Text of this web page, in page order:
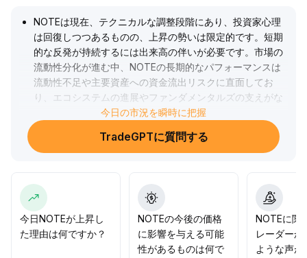
NOTEは現在、テクニカルな調整段階にあり、投資家心理
は回復しつつあるものの、上昇の勢いは限定的です。短期
的な反発が持続するには出来高の伴いが必要です。市場の
流動性分化が進む中、NOTEの長期的なパフォーマンスは
流動性不足や主要資産への資金流出リスクに直面してお
り、エコシステムの進展やファンダメンタルズの支えがな
ければ、価格はレンジ内（0.
48～0
53の重要な範囲に注目）で推移する可能性が高いです。戦
を見極めるまで様子見が望ましいです。
今日の市況を瞬時に把握
TradeGPTに質問する
今日NOTEが上昇し
た理由は何ですか？
NOTEの今後の価格
に影響を与える可能
性があるものは何で
NOTEに関
レーダーか
ような声が